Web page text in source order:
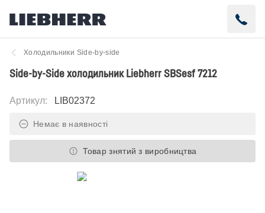
Холодильники Side-by-side
Side-by-Side холодильник Liebherr SBSesf 7212
Артикул: LIB02372
Немає в наявності
Товар знятий з виробництва